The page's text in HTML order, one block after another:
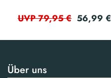
UVP 79,95 € 56,99 €
Über uns